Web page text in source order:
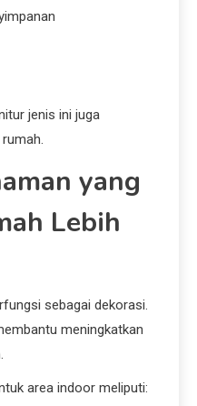
jenis ini juga
yang
Lebih
sebagai dekorasi.
meningkatkan
area indoor meliputi: